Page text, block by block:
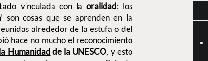
vinculada con la oralidad: los
son cosas que se aprenden en la
alrededor de la estufa o del
hace no mucho el reconocimiento
Humanidad de la UNESCO, y esto